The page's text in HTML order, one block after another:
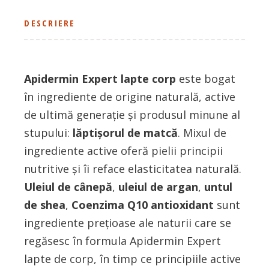
DESCRIERE
Apidermin Expert lapte corp este bogat
în ingrediente de origine naturală, active
de ultimă generație și produsul minune al
stupului: lăptișorul de matcă. Mixul de
ingrediente active oferă pielii principii
nutritive și îi reface elasticitatea naturală.
Uleiul de cânepă, uleiul de argan, untul
de shea, Coenzima Q10 antioxidant sunt
ingrediente prețioase ale naturii care se
regăsesc în formula Apidermin Expert
lapte de corp, în timp ce principiile active